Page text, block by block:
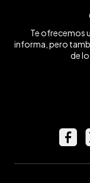
Te ofrecemos
informa, pero
de